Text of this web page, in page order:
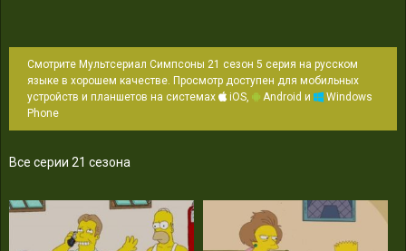
Смотрите Мультсериал Симпсоны 21 сезон 5 серия на русском
языке в хорошем качестве. Просмотр доступен для мобильных
устройств и планшетов на системах
iOS, Android и
Windows
Phone
Все серии 21 сезона